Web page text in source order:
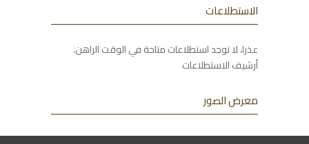
الاستطلاعات
عذرا، لا توجد استطلاعات متاحة في الوقت الراهن.
أرشيف الاستطلاعات
معرض الصور